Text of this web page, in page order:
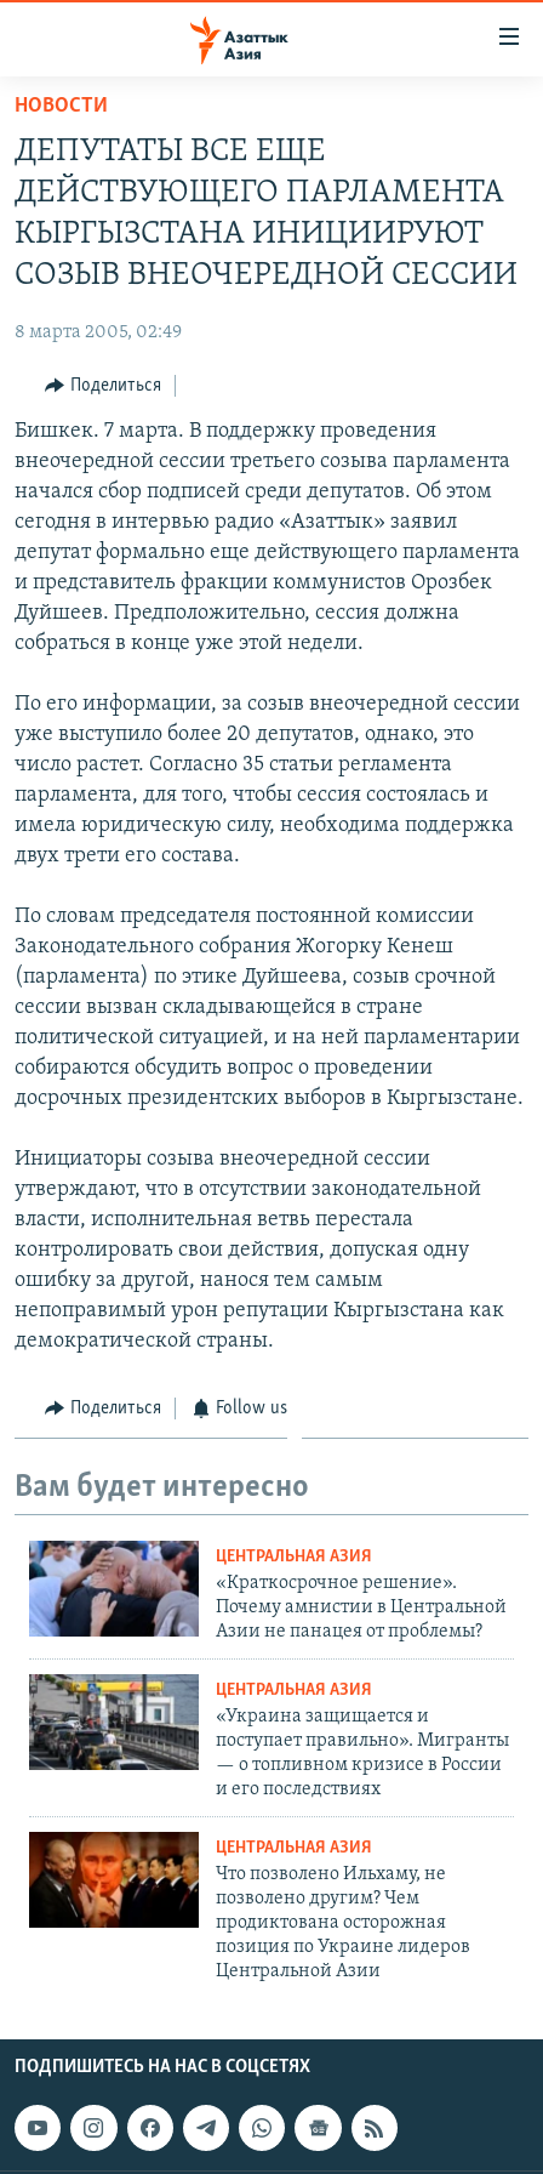
Вернуться
основному
содержанию
Вернутся
главной
Вернутся
поиску
КАЗАХСТАН
КЫРГЫЗСТАН
УЗБЕКИСТАН
НОВОСТИ
ВОЙНА В УКРАИНЕ
НА ДРУГИХ ЯЗЫКАХ
КЫРГЫЗЧА
ЎЗБЕКЧА
ТОҶИКӢ
TÜRKMENÇE
ПОДПИШИТЕСЬ НА НАС В СОЦСЕТЯХ
Все сайты РСЕ/РС
НОВОСТИ
ДЕПУТАТЫ ВСЕ ЕЩЕ
ДЕЙСТВУЮЩЕГО ПАРЛАМЕНТА
КЫРГЫЗСТАНА ИНИЦИИРУЮТ
СОЗЫВ ВНЕОЧЕРЕДНОЙ СЕССИИ
8 марта 2005, 02:49
Поделиться
Бишкек. 7 марта. В поддержку проведения
внеочередной сессии третьего созыва парламента
начался сбор подписей среди депутатов. Об этом
сегодня в интервью радио «Азаттык» заявил
депутат формально еще действующего парламента
и представитель фракции коммунистов Орозбек
Дуйшеев. Предположительно, сессия должна
собраться в конце уже этой недели.
По его информации, за созыв внеочередной сессии
уже выступило более 20 депутатов, однако, это
число растет. Согласно 35 статьи регламента
парламента, для того, чтобы сессия состоялась и
имела юридическую силу, необходима поддержка
двух трети его состава.
По словам председателя постоянной комиссии
Законодательного собрания Жогорку Кенеш
(парламента) по этике Дуйшеева, созыв срочной
сессии вызван складывающейся в стране
политической ситуацией, и на ней парламентарии
собираются обсудить вопрос о проведении
досрочных президентских выборов в Кыргызстане.
Инициаторы созыва внеочередной сессии
утверждают, что в отсутствии законодательной
власти, исполнительная ветвь перестала
контролировать свои действия, допуская одну
ошибку за другой, нанося тем самым
непоправимый урон репутации Кыргызстана как
демократической страны.
Поделиться Follow us
Вам будет интересно
ЦЕНТРАЛЬНАЯ АЗИЯ
«Краткосрочное решение».
Почему амнистии в Центральной
Азии не панацея от проблемы?
ЦЕНТРАЛЬНАЯ АЗИЯ
«Украина защищается и
поступает правильно». Мигранты
— о топливном кризисе в России
и его последствиях
ЦЕНТРАЛЬНАЯ АЗИЯ
Что позволено Ильхаму, не
позволено другим? Чем
продиктована осторожная
позиция по Украине лидеров
Центральной Азии
ПОДПИШИТЕСЬ НА НАС В СОЦСЕТЯХ